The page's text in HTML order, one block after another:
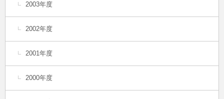
2003年度
2002年度
2001年度
2000年度